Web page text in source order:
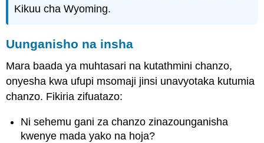
Kikuu cha Wyoming.
Uunganisho na insha
Mara baada ya muhtasari na kutathmini chanzo,
onyesha kwa ufupi msomaji jinsi unavyotaka kutumia
chanzo. Fikiria zifuatazo:
Ni sehemu gani za chanzo zinazounganisha
kwenye mada yako na hoja?